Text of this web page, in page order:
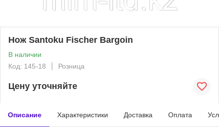
Нож Santoku Fischer Bargoin
В наличии
Код: 145-18
Розница
Цену уточняйте
Описание Характеристики Доставка Оплата